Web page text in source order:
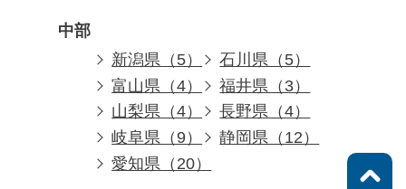
中部
新潟県（5）
石川県（5）
富山県（4）
福井県（3）
山梨県（4）
長野県（4）
岐阜県（9）
静岡県（12）
愛知県（20）